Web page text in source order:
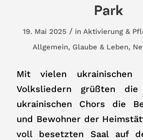
Park
19. Mai 2025 / inAktivierung &
Allgemein, Glaube & Leben,
Mit vielen ukrainischen
Volksliedern grüßten
ukrainischen Chors die
und Bewohner der
voll besetzten Saal auf